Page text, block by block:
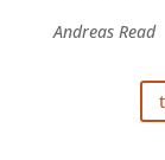
Andreas Read